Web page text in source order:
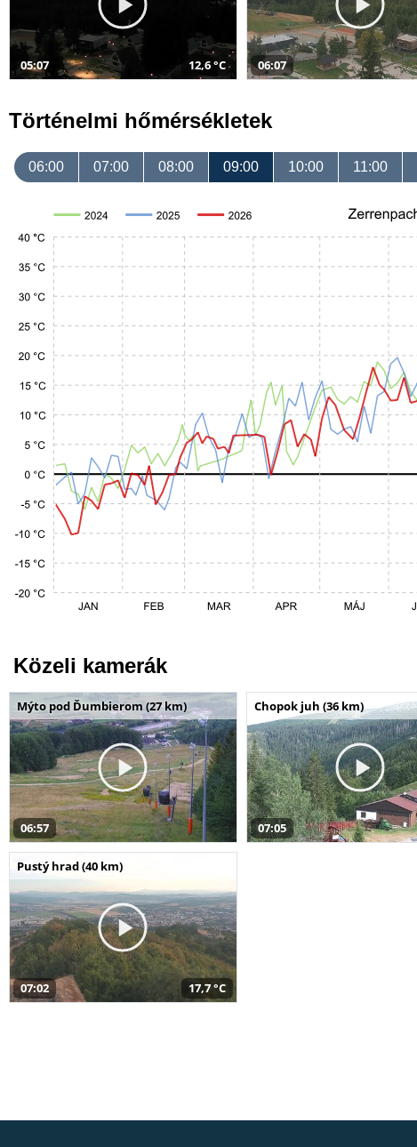
05:07 12,6 °C 06:07
Történelmi hőmérsékletek
06:00 07:00 08:00 09:00 10:00 11:00
Közeli kamerák
Mýto pod Ďumbierom (27 km)
06:57
Chopok juh (36 km)
07:05
Pustý hrad (40 km)
07:02 17,7 °C